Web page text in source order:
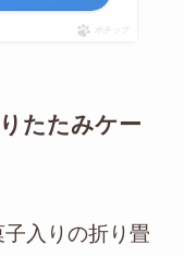
ポチップ
たたみケー
入りの折り畳